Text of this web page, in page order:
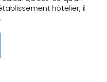
hôtelier, il